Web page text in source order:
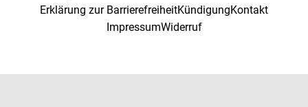
Erklärung zur BarrierefreiheitKündigungKontakt
ImpressumWiderruf